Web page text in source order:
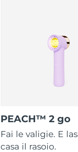
PEACH™ 2 go
Fai le valigie. E
casa il rasoio.